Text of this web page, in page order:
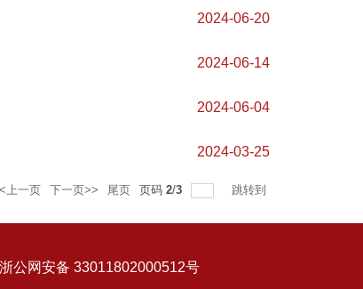
2024-06-20
2024-06-14
2024-06-04
2024-03-25
上一页 下一页>> 尾页 页码 2/3 跳转到
网安备 33011802000512号